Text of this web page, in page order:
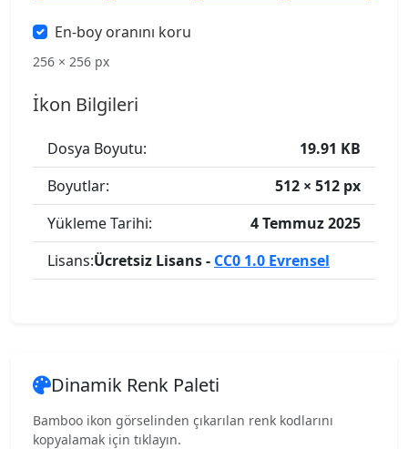
En-boy oranını koru
256 × 256 px
İkon Bilgileri
Dosya Boyutu:
19.91 KB
Boyutlar:
512 × 512 px
Yükleme Tarihi:
4 Temmuz 2025
Lisans:Ücretsiz Lisans - CC0 1.0 Evrensel
Dinamik Renk Paleti
Bamboo ikon görselinden çıkarılan renk kodlarını
kopyalamak için tıklayın.